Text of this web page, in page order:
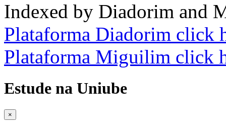
Indexed by Diadorim and
Plataforma Diadorim click
Plataforma Miguilim click
Estude na Uniube
×